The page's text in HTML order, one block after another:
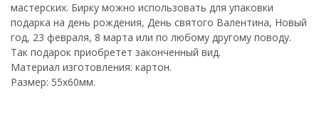
мастерских. Бирку можно использовать для упаковки
подарка на день рождения, День святого Валентина, Новый
год, 23 февраля, 8 марта или по любому другому поводу.
Так подарок приобретет законченный вид.
Материал изготовления: картон.
Размер: 55х60мм.